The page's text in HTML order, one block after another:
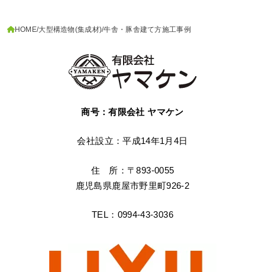
HOME 大型構造物(集成材) 牛舎・豚舎建て方施工事例
商号：有限会社 ヤマケン
会社設立：平成14年1月4日
住 所：〒893-0055
鹿児島県鹿屋市野里町926-2
TEL：0994-43-3036